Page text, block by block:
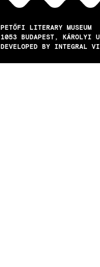
PETŐFI LITERARY MUSEUM
1053
BUDAPEST
KÁROLYI
DEVELOPED BY INTEGRAL